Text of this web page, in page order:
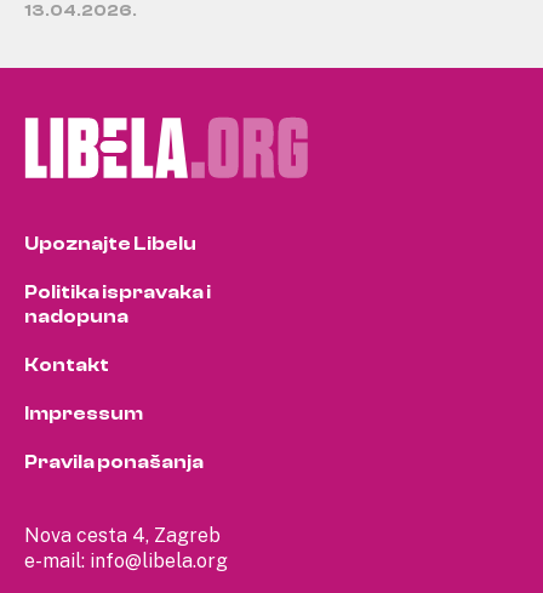
13.04.2026.
Nova cesta 4, Zagreb
e-mail: info@libela.org
Upoznajte Libelu
Politika ispravaka i
nadopuna
Kontakt
Impressum
Pravila ponašanja